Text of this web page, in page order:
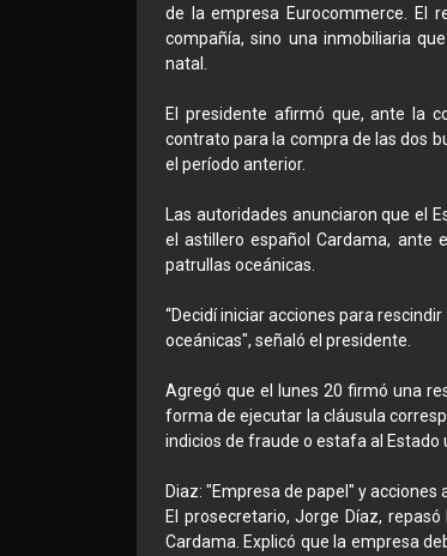
de la empresa Eurocommerce. El
compañía, sino una inmobiliaria
natal.
El presidente afirmó que, ante la
contrato para la compra de las dos
el período anterior.
Las autoridades anunciaron que el
el astillero español Cardama, ante
patrullas oceánicas.
“Decidí iniciar acciones para
oceánicas", señaló el presidente.
Agregó que el lunes 20 firmó una
forma de ejecutar la cláusula
indicios de fraude o estafa al Estado
Diaz: "Empresa de papel" y
El prosecretario, Jorge Díaz,
Cardama. Explicó que la empresa